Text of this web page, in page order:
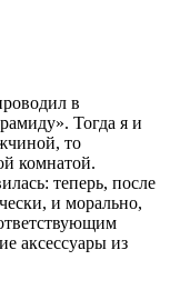
в
Тогда я и
то
комнатой.
теперь, после
и морально,
аксессуары из